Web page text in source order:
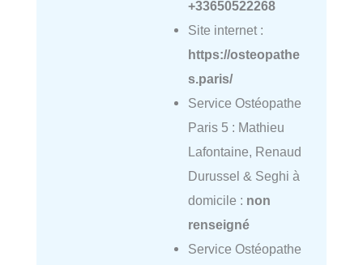
+33650522268
Site internet :
https://osteopathe
s.paris/
Service Ostéopathe
Paris 5 : Mathieu
Lafontaine, Renaud
Durussel & Seghi à
domicile : non
renseigné
Service Ostéopathe